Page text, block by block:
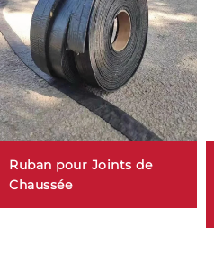
Ruban pour Joints de
Chaussée